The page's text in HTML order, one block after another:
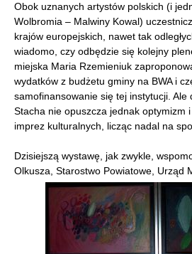
Obok uznanych artystów polskich (i
Wolbromia – Malwiny Kowal)
krajów europejskich, nawet tak
wiadomo, czy odbędzie się kolejny
miejska Maria Rzemieniuk
wydatków z budżetu gminy na BWA i
samofinansowanie się tej instytucji. Ale
Stacha nie opuszcza jednak optymizm
imprez kulturalnych, licząc nadal na
Dzisiejszą wystawę, jak zwykle,
Olkusza, Starostwo Powiatowe, Urząd